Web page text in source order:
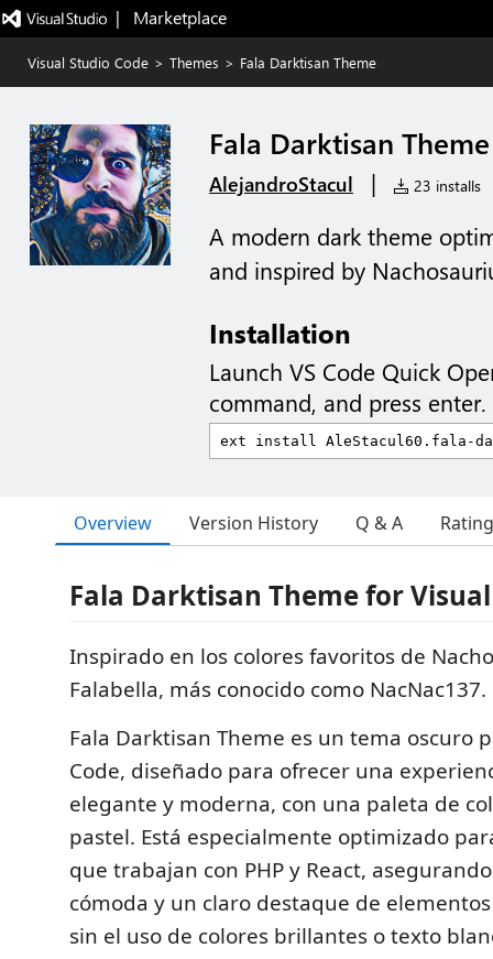
|   Marketplace
Visual Studio Code > Themes > Fala Darktisan Theme
Fala Darktisan Theme
AlejandroStacul | 23 installs
A modern dark theme
and inspired by
Installation
Launch VS Code Quick
command, and press enter.
Overview Version History Q & A
Fala Darktisan Theme for
Inspirado en los colores favoritos de
Falabella, más conocido como NacNac137.
Fala Darktisan Theme es un tema oscuro
Code, diseñado para ofrecer una
elegante y moderna, con una paleta de
pastel. Está especialmente optimizado
que trabajan con PHP y React,
cómoda y un claro destaque de
sin el uso de colores brillantes o texto